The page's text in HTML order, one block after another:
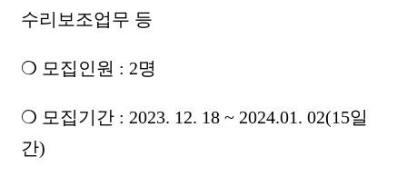
수리보조업무 등
❍ 모집인원 : 2명
❍ 모집기간 : 2023. 12. 18 ~ 2024.01. 02(15일
간)